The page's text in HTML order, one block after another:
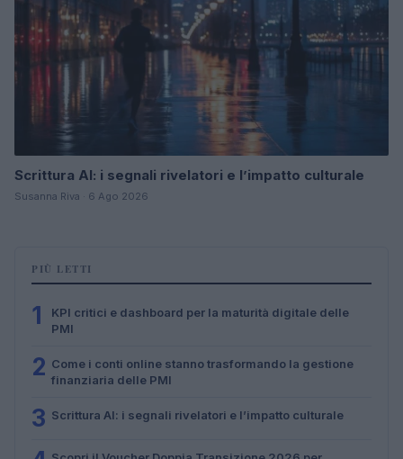
Scrittura AI: i segnali rivelatori e l’impatto culturale
Susanna Riva · 6 Ago 2026
PIÙ LETTI
1
KPI critici e dashboard per la maturità digitale delle
PMI
2 Come i conti online stanno trasformando la gestione
finanziaria delle PMI
3 Scrittura AI: i segnali rivelatori e l’impatto culturale